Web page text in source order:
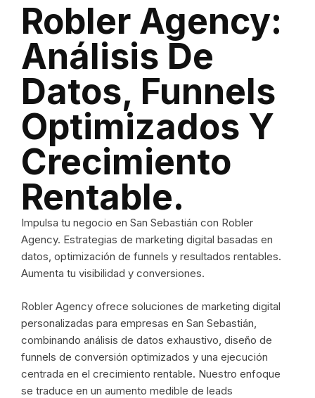
Robler Agency:
Análisis De
Datos, Funnels
Optimizados Y
Crecimiento
Rentable.
Impulsa tu negocio en San Sebastián con Robler
Agency. Estrategias de marketing digital basadas en
datos, optimización de funnels y resultados rentables.
Aumenta tu visibilidad y conversiones.
Robler Agency ofrece soluciones de marketing digital
personalizadas para empresas en San Sebastián,
combinando análisis de datos exhaustivo, diseño de
funnels de conversión optimizados y una ejecución
centrada en el crecimiento rentable. Nuestro enfoque
se traduce en un aumento medible de leads